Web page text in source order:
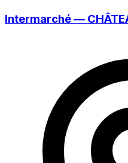
Intermarché —